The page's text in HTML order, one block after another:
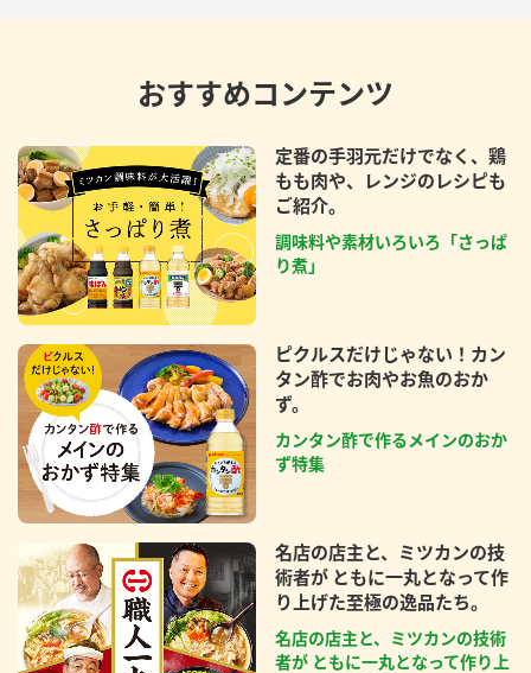
おすすめコンテンツ
定番の手羽元だけでなく、鶏
もも肉や、レンジのレシピも
ご紹介。
調味料や素材いろいろ「さっぱ
り煮」
ピクルスだけじゃない！カン
タン酢でお肉やお魚のおか
ず。
カンタン酢で作るメインのおか
ず特集
名店の店主と、ミツカンの技
術者が ともに一丸となって作
り上げた至極の逸品たち。
名店の店主と、ミツカンの技術
者が ともに一丸となって作り上